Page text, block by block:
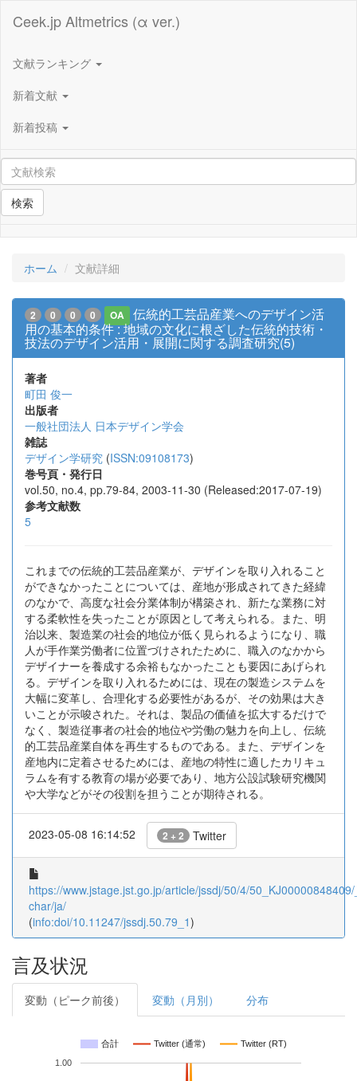
Ceek.jp Altmetrics (α ver.)
文献ランキング
新着文献
新着投稿
検索
ホーム 文献詳細
2 0 0 0 OA
伝統的工芸品産業へのデザイン活
用の基本的条件 : 地域の文化に根ざした伝統的技術・
技法のデザイン活用・展開に関する調査研究(5)
著者
町田 俊一
出版者
一般社団法人 日本デザイン学会
雑誌
デザイン学研究 (ISSN:09108173)
巻号頁・発行日
vol.50, no.4, pp.79-84, 2003-11-30 (Released:2017-07-19)
参考文献数
5
これまでの伝統的工芸品産業が、デザインを取り入れること
ができなかったことについては、産地が形成されてきた経緯
のなかで、高度な社会分業体制が構築され、新たな業務に対
する柔軟性を失ったことが原因として考えられる。また、明
治以来、製造業の社会的地位が低く見られるようになり、職
人が手作業労働者に位置づけされたために、職入のなかから
デザイナーを養成する余裕もなかったことも要因にあげられ
る。デザインを取り入れるためには、現在の製造システムを
大幅に変革し、合理化する必要性があるが、その効果は大き
いことが示唆された。それは、製品の価値を拡大するだけで
なく、製造従事者の社会的地位や労働の魅力を向上し、伝統
的工芸品産業自体を再生するものである。また、デザインを
産地内に定着させるためには、産地の特性に適したカリキュ
ラムを有する教育の場が必要であり、地方公設試験研究機関
や大学などがその役割を担うことが期待される。
2023-05-08 16:14:52 2 + 2 Twitter
https://www.jstage.jst.go.jp/article/jssdj/50/4/
char/ja/
(info:doi/10.11247/jssdj.50.79_1)
言及状況
変動（ピーク前後） 変動（月別） 分布
合計 Twitter (通常) Twitter (RT)
1.00